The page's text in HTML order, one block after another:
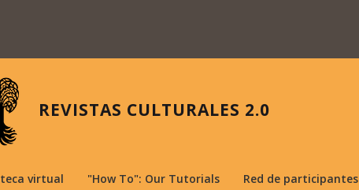
REVISTAS CULTURALES 2.0
virtual "How To": Our Tutorials Red de participantes